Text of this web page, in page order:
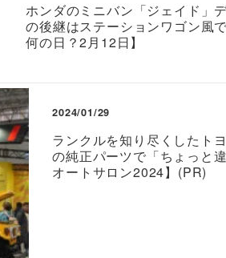
ホンダのミニバン「ジェイド」
の後継はステーションワゴン風
何の日？2月12日】
2024/01/29
ランクルを知り尽くしたト
の純正パーツで「ちょっと
オートサロン2024】(PR)